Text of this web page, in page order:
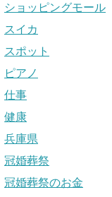
ショッピングモール
スイカ
スポット
ピアノ
仕事
健康
兵庫県
冠婚葬祭
冠婚葬祭のお金